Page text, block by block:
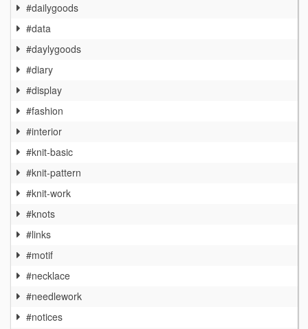
#dailygoods
#data
#daylygoods
#diary
#display
#fashion
#interior
#knit-basic
#knit-pattern
#knit-work
#knots
#links
#motif
#necklace
#needlework
#notices